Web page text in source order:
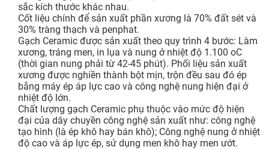
sắc kích thước khác nhau.
Cốt liệu chính để sản xuất phần xương là 70% đất sét và
30% tràng thạch và penphat.
Gạch Ceramic được sản xuất theo quy trình 4 bước: Làm
xương, tráng men, in lụa và nung ở nhiệt độ 1.100 oC
(thời gian nung phải từ 42-45 phút). Phối liệu sản xuất
xương được nghiền thành bột mịn, trộn đều sau đó ép
bằng máy ép áp lực cao và công nghệ nung hiện đại ở
nhiệt độ lớn.
Chất lượng gạch Ceramic phụ thuộc vào mức độ hiện
đại của dây chuyền công nghệ sản xuất như: công nghệ
tạo hình (là ép khô hay bán khô); Công nghệ nung ở nhiệt
độ cao và áp lực ép, sử dụng men khô hay men ướt.